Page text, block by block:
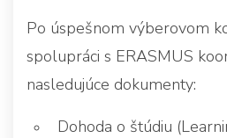
Po úspešnom výberovom
spolupráci s ERASMUS
nasledujúce dokumenty:
Dohoda o štúdiu